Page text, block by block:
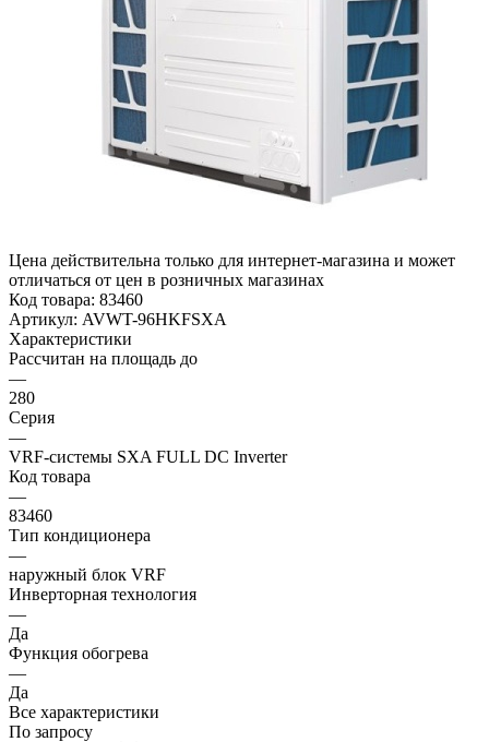
Цена действительна только для интернет-магазина и может
отличаться от цен в розничных магазинах
Код товара: 83460
Артикул: AVWT-96HKFSXA
Характеристики
Рассчитан на площадь до
—
280
Серия
—
VRF-системы SХA FULL DC Inverter
Код товара
—
83460
Тип кондиционера
—
наружный блок VRF
Инверторная технология
—
Да
Функция обогрева
—
Да
Все характеристики
По запросу